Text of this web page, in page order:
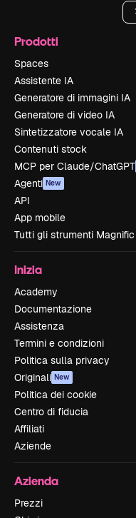
Prodotti
Spaces
Assistente IA
Generatore di immagini IA
Generatore di video IA
Sintetizzatore vocale IA
Contenuti stock
MCP per Claude/ChatGPT
Agenti New
API
App mobile
Tutti gli strumenti Magnific
Inizia
Academy
Documentazione
Assistenza
Termini e condizioni
Politica sulla privacy
Originali New
Politica dei cookie
Centro di fiducia
Affiliati
Aziende
Azienda
Prezzi